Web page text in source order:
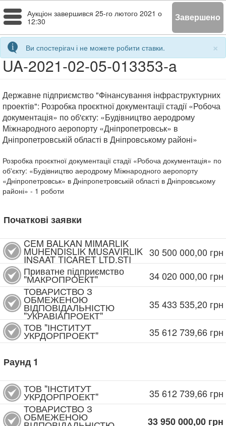
Toggle
navigation
Аукціон завершився 25-го лютого 2021 о
12:30
Завершено
×
Ви спостерігач і не можете робити ставки.
UA-2021-02-05-013353-a
Державне підприємство "Фінансування інфраструктурних
проектів": Розробка проєктної документації стадії «Робоча
документація» по об'єкту: «Будівництво аеродрому
Міжнародного аеропорту «Дніпропетровськ» в
Дніпропетровській області в Дніпровському районі»
Розробка проєктної документації стадії «Робоча документація» по
об'єкту: «Будівництво аеродрому Міжнародного аеропорту
«Дніпропетровськ» в Дніпропетровській області в Дніпровському
районі» - 1 роботи
Початкові заявки
CEM BALKAN MIMARLIK
MUHENDISLIK MUSAVIRLIK
INSAAT TICARET LTD.STI
30 500 000,00 грн
Приватне підприємство
"МАКРОПРОЕКТ" 34 020 000,00 грн
ТОВАРИСТВО З
ОБМЕЖЕНОЮ
ВІДПОВІДАЛЬНІСТЮ
"УКРАВІАПРОЕКТ"
35 433 535,20 грн
ТОВ "ІНСТИТУТ
УКРДОРПРОЕКТ" 35 612 739,66 грн
Раунд 1
ТОВ "ІНСТИТУТ
УКРДОРПРОЕКТ" 35 612 739,66 грн
ТОВАРИСТВО З
ОБМЕЖЕНОЮ 33 950 000,00 грн